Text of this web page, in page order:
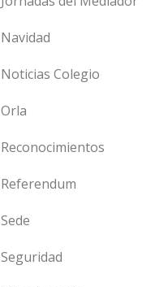
Navidad
Noticias Colegio
Orla
Reconocimientos
Referendum
Sede
Seguridad